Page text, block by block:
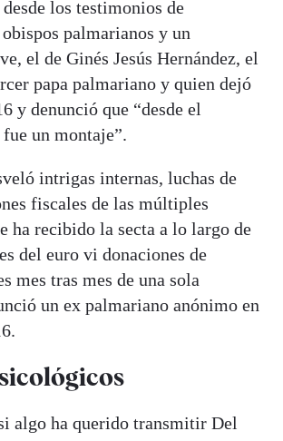
los testimonios de
palmarianos y un
el de Ginés Jesús Hernández, el
papa palmariano y quien dejó
y denunció que “desde el
un montaje”.
intrigas internas, luchas de
fiscales de las múltiples
ha recibido la secta a lo largo de
del euro vi donaciones de
mes tras mes de una sola
un ex palmariano anónimo en
algo ha querido transmitir Del